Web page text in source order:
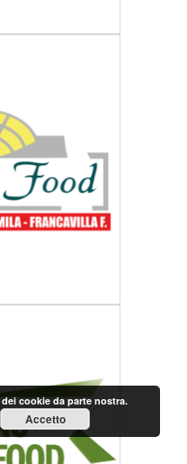
cookie da parte nostra.
Accetto